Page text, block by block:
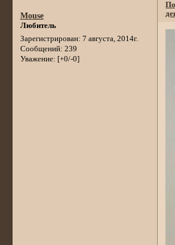
Mouse
Любитель
Зарегистрирован: 7 августа, 2014г.
Сообщений: 239
Уважение: [+0/-0]